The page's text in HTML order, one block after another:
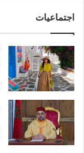
اجتماعيات